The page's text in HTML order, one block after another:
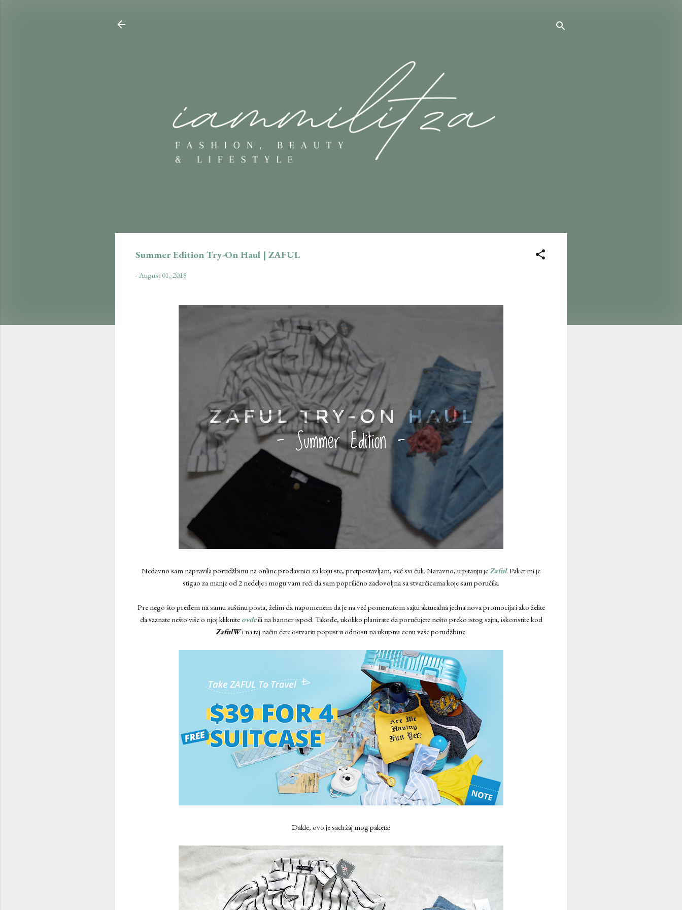
Summer Edition Try-On Haul | ZAFUL
-August 01, 2018
Nedavno sam napravila porudžbinu na online prodavnici za koju ste, pretpostavljam, već svi čuli. Naravno, u pitanju je Zaful. Paket mi je
stigao za manje od 2 nedelje i mogu vam reći da sam poprilično zadovoljna sa stvarčicama koje sam poručila.
Pre nego što pređem na samu suštinu posta, želim da napomenem da je na već pomenutom sajtu aktuealna jedna nova promocija i ako želite
da saznate nešto više o njoj kliknite ovdeili na banner ispod. Takođe, ukoliko planirate da poručujete nešto preko istog sajta, iskoristite kod
ZafulWi na taj način ćete ostvariti popust u odnosu na ukupnu cenu vaše porudžbine.
Dakle, ovo je sadržaj mog paketa: